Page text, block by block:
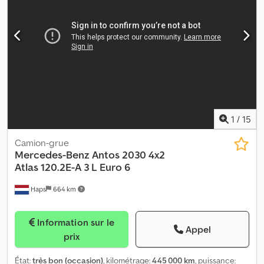
1 / 15
Haps 664 km
Camion-grue
Mercedes-Benz Antos 2030 4x2
Atlas 120.2E-A 3 L Euro 6
prix
Appel
État:très bon (occasion), kilométrage:445 000 km, puissance: